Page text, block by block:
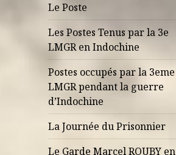
Le Poste
Les Postes Tenus par la 3e
LMGR en Indochine
Postes occupés par la 3eme
LMGR pendant la guerre
d’Indochine
La Journée du Prisonnier
Le Garde Marcel ROUBY en